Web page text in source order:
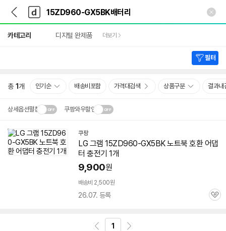
다
나
와
가
기
다
와
메
인
카테고리 디지털 완제품 더보기
필터
총 1 개 인기순 배송비포함 가격대검색 상품구분 결과내
상세옵션펼침 쿠팡와우할인
설치 환경·지역에 따라
배송·설치비가 달라집니다.닫
기
쿠팡
LG 그램 15ZD960-GX5BK노트북 호환 어댑
터 충전기 1개
9,900원
배송비 2,500원
26.07. 등록
관
1